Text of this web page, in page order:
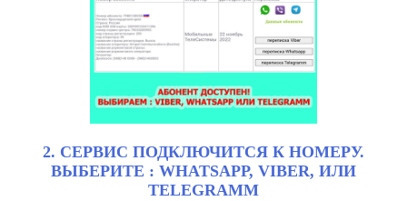
2. СЕРВИС ПОДКЛЮЧИТСЯ К НОМЕРУ.
ВЫБЕРИТЕ : WHATSAPP, VIBER, ИЛИ
TELEGRAMM